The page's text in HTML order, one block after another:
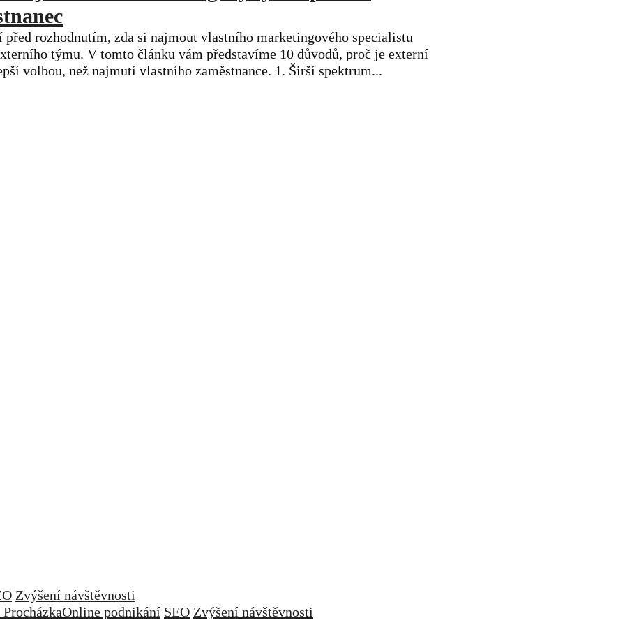
rozhodnutím, zda si najmout vlastního marketingového specialistu
týmu. V tomto článku vám představíme 10 důvodů, proč je externí
volbou, než najmutí vlastního zaměstnance. 1. Širší spektrum...
Zvýšení návštěvnosti
Online podnikání SEO Zvýšení návštěvnosti